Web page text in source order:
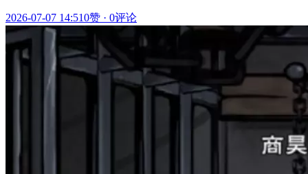
2026-07-07 14:510赞 · 0评论